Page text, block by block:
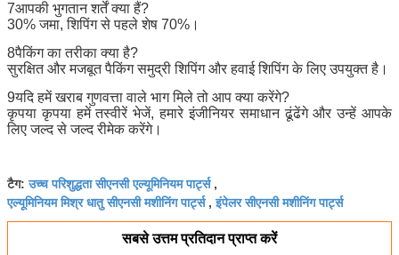
7आपकी भुगतान शर्तें क्या हैं?
30% जमा, शिपिंग से पहले शेष 70%।
8पैकिंग का तरीका क्या है?
सुरक्षित और मजबूत पैकिंग समुद्री शिपिंग और हवाई शिपिंग के लिए उपयुक्त है।
9यदि हमें खराब गुणवत्ता वाले भाग मिले तो आप क्या करेंगे?
कृपया कृपया हमें तस्वीरें भेजें, हमारे इंजीनियर समाधान ढूंढेंगे और उन्हें आपके
लिए जल्द से जल्द रीमेक करेंगे।
टैग:उच्च परिशुद्धता सीएनसी एल्यूमिनियम पार्ट्स,
एल्यूमिनियम मिश्र धातु सीएनसी मशीनिंग पार्ट्स,इंपेलर सीएनसी मशीनिंग पार्ट्स
सबसे उत्तम प्रतिदान प्राप्त करें